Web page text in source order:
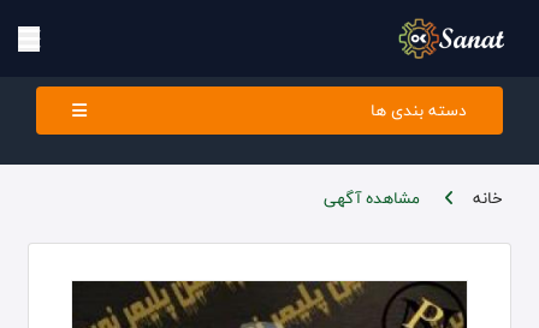
دسته بندی ها
خانه مشاهده آگهی